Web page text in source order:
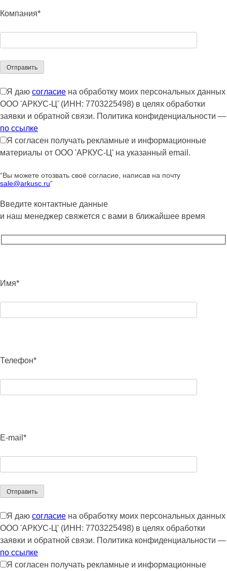
Компания*
Я даю согласие на обработку моих персональных данных
ООО 'АРКУС-Ц' (ИНН: 7703225498) в целях обработки
заявки и обратной связи. Политика конфиденциальности —
по ссылке
Я согласен получать рекламные и информационные
материалы от ООО 'АРКУС-Ц' на указанный email.
“Вы можете отозвать своё согласие, написав на почту
sale@arkusc.ru”
Введите контактные данные
и наш менеджер свяжется с вами в ближайшее время
Имя*
Телефон*
E-mail*
Я даю согласие на обработку моих персональных данных
ООО 'АРКУС-Ц' (ИНН: 7703225498) в целях обработки
заявки и обратной связи. Политика конфиденциальности —
по ссылке
Я согласен получать рекламные и информационные